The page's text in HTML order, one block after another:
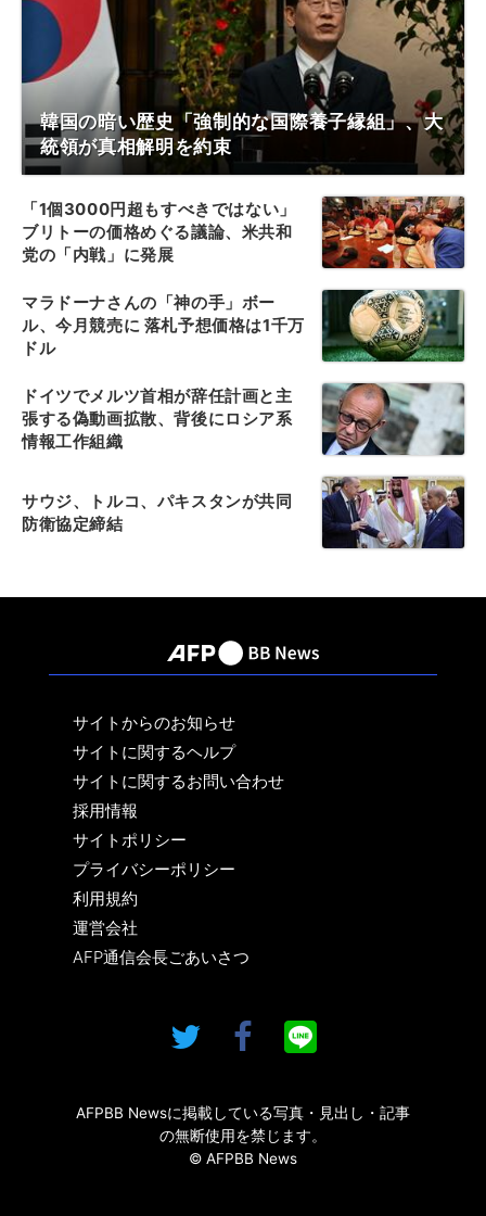
韓国の暗い歴史「強制的な国際養子縁組」、大
統領が真相解明を約束
「1個3000円超もすべきではない」
ブリトーの価格めぐる議論、米共和
党の「内戦」に発展
マラドーナさんの「神の手」ボー
ル、今月競売に 落札予想価格は1千万
ドル
ドイツでメルツ首相が辞任計画と主
張する偽動画拡散、背後にロシア系
情報工作組織
サウジ、トルコ、パキスタンが共同
防衛協定締結
サイトからのお知らせ
サイトに関するヘルプ
サイトに関するお問い合わせ
採用情報
サイトポリシー
プライバシーポリシー
利用規約
運営会社
AFP通信会長ごあいさつ
AFPBB Newsに掲載している写真・見出し・記事
の無断使用を禁じます。
© AFPBB News